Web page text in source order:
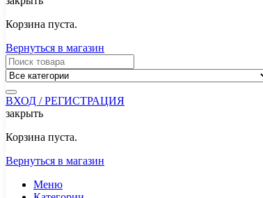
Корзина пуста.
Вернуться в магазин
ВХОД / РЕГИСТРАЦИЯ
закрыть
Корзина пуста.
Вернуться в магазин
Меню